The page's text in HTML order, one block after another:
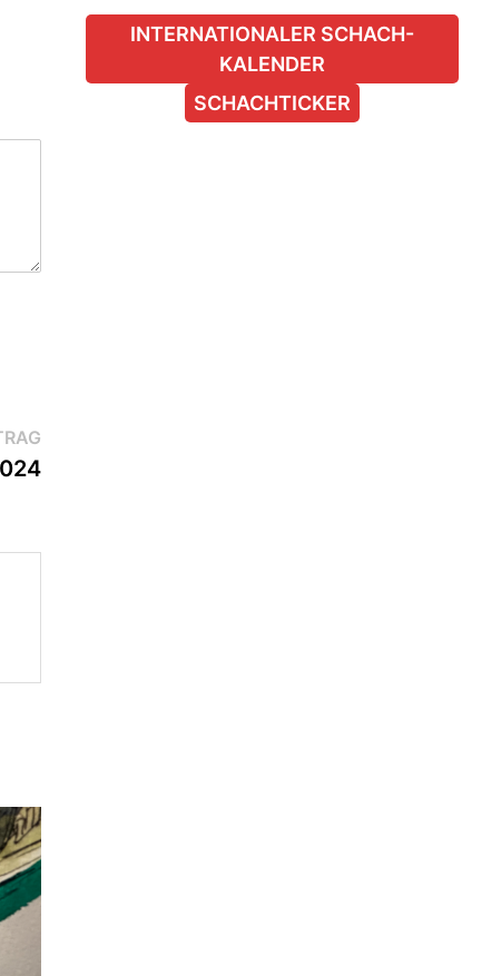
Nächster
Beitrag:
INTERNATIONALER SCHACH-
KALENDER
SCHACHTICKER